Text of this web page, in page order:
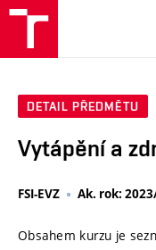
DETAIL PŘEDMĚTU
Vytápění a
FSI-EVZ Ak. rok:
Obsahem kurzu je